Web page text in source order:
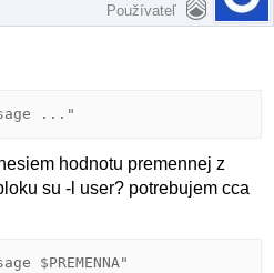
Používateľ
..."
hodnotu premennej z
su -l user? potrebujem cca
$PREMENNA"